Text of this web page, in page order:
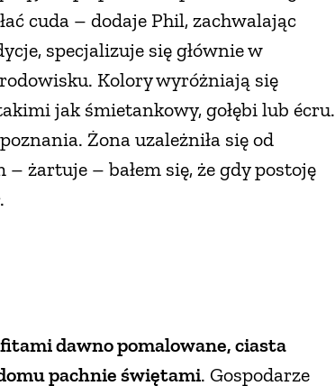
cuda – dodaje Phil, zachwalając
specjalizuje się głównie w
Kolory wyróżniają się
jak śmietankowy, gołębi lub écru.
Żona uzależniła się od
żartuje – bałem się, że gdy postoję
dawno pomalowane, ciasta
pachnie świętami. Gospodarze